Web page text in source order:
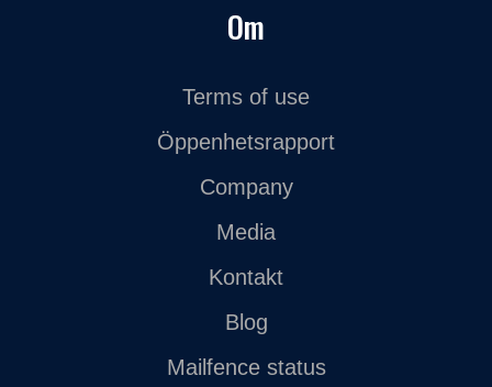
Om
Terms of use
Öppenhetsrapport
Company
Media
Kontakt
Blog
Mailfence status